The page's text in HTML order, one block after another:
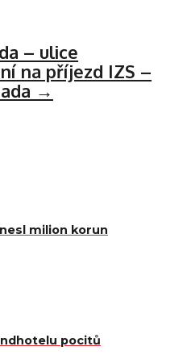
– ulice
na příjezd IZS –
→
milion korun
pocitů